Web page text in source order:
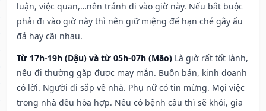
luận, việc quan,…nên tránh đi vào giờ này. Nếu bắt buộc
phải đi vào giờ này thì nên giữ miệng để hạn ché gây ẩu
đả hay cãi nhau.
Từ 17h-19h (Dậu) và từ 05h-07h (Mão) Là giờ rất tốt lành,
nếu đi thường gặp được may mắn. Buôn bán, kinh doanh
có lời. Người đi sắp về nhà. Phụ nữ có tin mừng. Mọi việc
trong nhà đều hòa hợp. Nếu có bệnh cầu thì sẽ khỏi, gia